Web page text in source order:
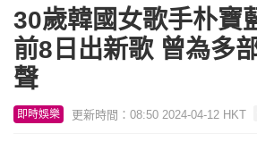
30歲韓國女歌手朴寶
前8日出新歌 曾為多
聲
即時娛樂 更新時間：08:50 2024-04-12 HKT